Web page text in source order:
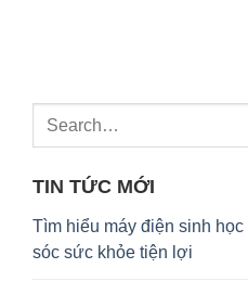
TIN TỨC MỚI
Tìm hiểu máy điện sinh
sóc sức khỏe tiện lợi